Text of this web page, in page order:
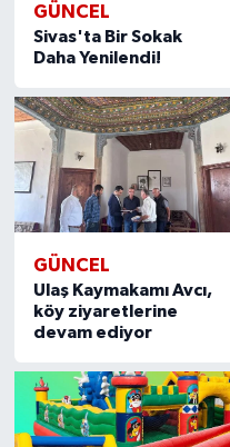
GÜNCEL
Sivas'ta Bir Sokak
Daha Yenilendi!
GÜNCEL
Ulaş Kaymakamı Avcı,
köy ziyaretlerine
devam ediyor